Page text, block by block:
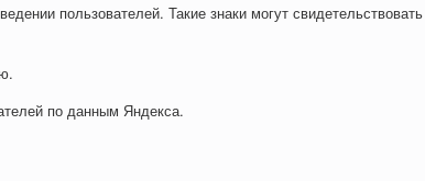
пользователей. Такие знаки могут
по данным Яндекса.